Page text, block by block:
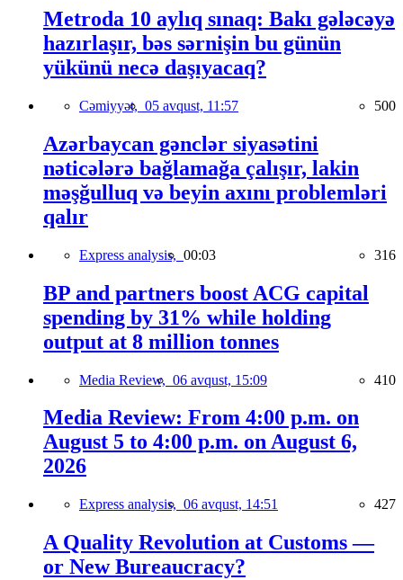
Metroda 10 aylıq sınaq: Bakı gələcəyə
hazırlaşır, bəs sərnişin bu günün
yükünü necə daşıyacaq?
Cəmiyyət, 05 avqust, 11:57 500
Azərbaycan gənclər siyasətini
nəticələrə bağlamağa çalışır, lakin
məşğulluq və beyin axını problemləri
qalır
Express analysis, 00:03 316
BP and partners boost ACG capital
spending by 31% while holding
output at 8 million tonnes
Media Review, 06 avqust, 15:09 410
Media Review: From 4:00 p.m. on
August 5 to 4:00 p.m. on August 6,
2026
Express analysis, 06 avqust, 14:51 427
A Quality Revolution at Customs —
or New Bureaucracy?